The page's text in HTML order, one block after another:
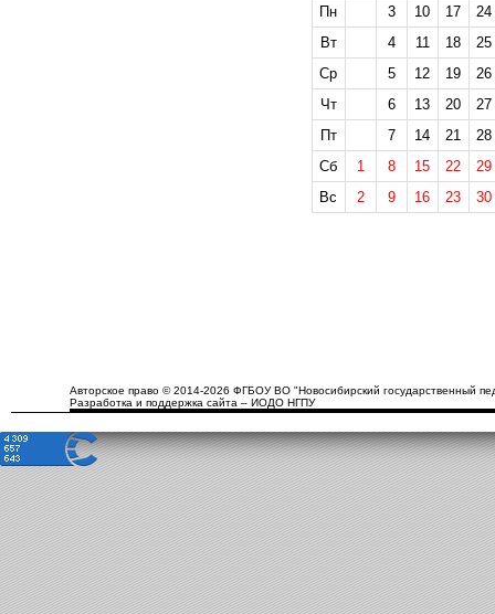
Пн
3 10 17
24
Вт
4 11 18
25
Ср
5 12 19
26
Чт
6 13 20
27
Пт
7 14 21
28
Сб
1 8 15 22
29
Вс
2 9 16 23 30
Авторское право © 2014-2026 ФГБОУ ВО "Новосибирский государственный
Разработка и поддержка сайта – ИОДО НГПУ